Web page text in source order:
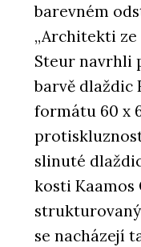
barevném
„Architekti
Steur navrhli
barvě dlaždic
formátu 60 x
slinuté
kosti
se nacházejí